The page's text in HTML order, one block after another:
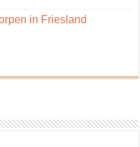
in Friesland